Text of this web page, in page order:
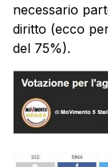
necessario
diritto (ecco
del 75%).